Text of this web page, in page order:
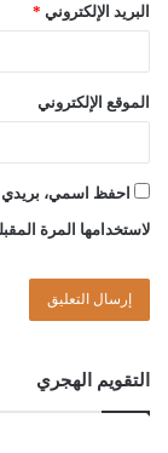
البريد الإلكتروني *
الموقع الإلكتروني
احفظ اسمي، بريدي
لاستخدامها المرة
التقويم الهجري